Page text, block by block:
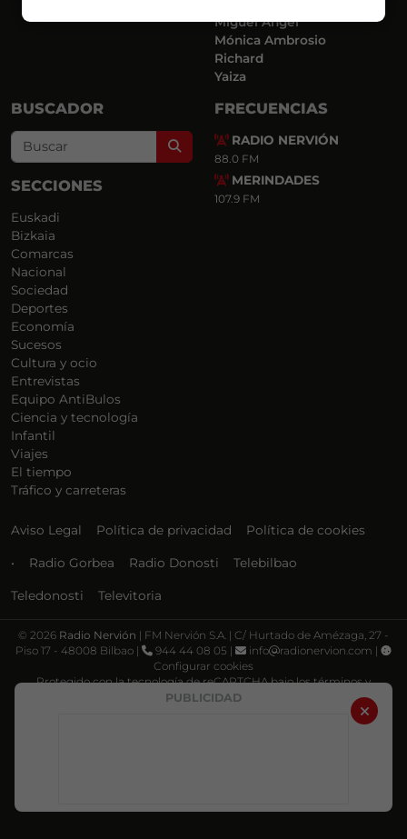
PUBLICIDAD
Miguel Ángel
Mónica Ambrosio
Richard
Yaiza
BUSCADOR
Search
SECCIONES
Euskadi
Bizkaia
Comarcas
Nacional
Sociedad
Deportes
Economía
Sucesos
Cultura y ocio
Entrevistas
Equipo AntiBulos
Ciencia y tecnología
Infantil
Viajes
El tiempo
Tráfico y carreteras
FRECUENCIAS
RADIO NERVIÓN
88.0 FM
MERINDADES
107.9 FM
Aviso Legal Política de privacidad Política de cookies
• Radio Gorbea Radio Donosti Telebilbao
Teledonosti Televitoria
© 2026 Radio Nervión | FM Nervión S.A. | C/ Hurtado de Amézaga, 27 -
Piso 17 - 48008 Bilbao |
944 44 08 05 | info
radionervion.com |
Configurar cookies
Protegido con la tecnología de reCAPTCHA bajo los términos y
Política de privacidad Términos de servicio